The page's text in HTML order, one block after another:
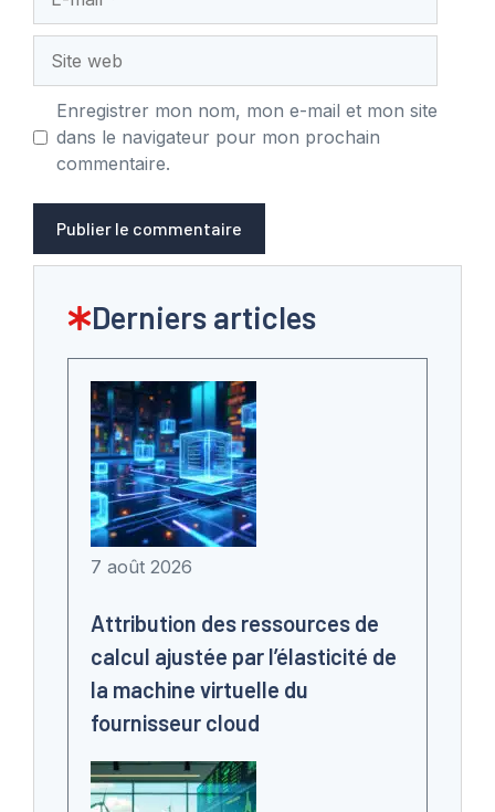
mail
web
Enregistrer mon nom, mon e-mail et mon site
dans le navigateur pour mon prochain
commentaire.
Derniers articles
7 août 2026
Attribution des ressources de
calcul ajustée par l’élasticité de
la machine virtuelle du
fournisseur cloud